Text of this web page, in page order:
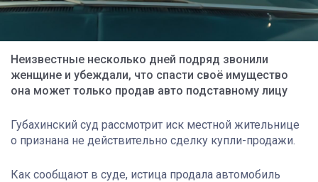
Неизвестные несколько дней подряд звонили
женщине и убеждали, что спасти своё имущество
она может только продав авто подставному лицу
Губахинский суд рассмотрит иск местной жительнице
о признана не действительно сделку купли-продажи.
Как сообщают в суде, истица продала автомобиль